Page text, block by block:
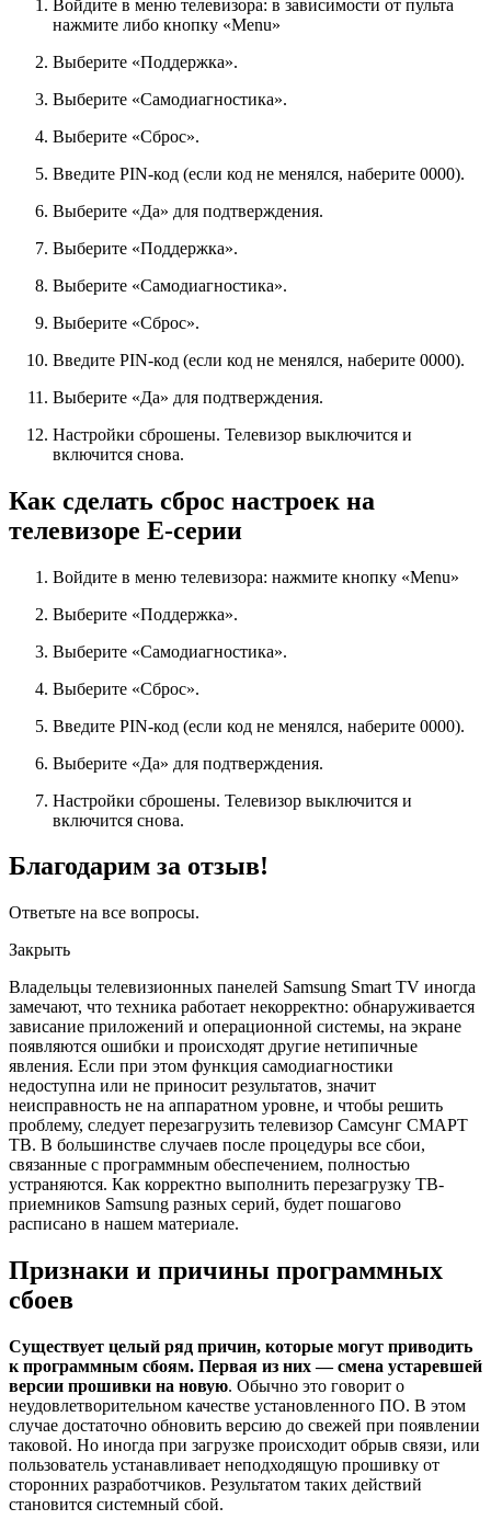
Войдите в меню телевизора: в зависимости от пульта
нажмите либо кнопку «Menu»
Выберите «Поддержка».
Выберите «Самодиагностика».
Выберите «Сброс».
Введите PIN-код (если код не менялся, наберите 0000).
Выберите «Да» для подтверждения.
Выберите «Поддержка».
Выберите «Самодиагностика».
Выберите «Сброс».
Введите PIN-код (если код не менялся, наберите 0000).
Выберите «Да» для подтверждения.
Настройки сброшены. Телевизор выключится и
включится снова.
Как сделать сброс настроек на
телевизоре E-серии
Войдите в меню телевизора: нажмите кнопку «Menu»
Выберите «Поддержка».
Выберите «Самодиагностика».
Выберите «Сброс».
Введите PIN-код (если код не менялся, наберите 0000).
Выберите «Да» для подтверждения.
Настройки сброшены. Телевизор выключится и
включится снова.
Благодарим за отзыв!
Ответьте на все вопросы.
Закрыть
Владельцы телевизионных панелей Samsung Smart TV иногда
замечают, что техника работает некорректно: обнаруживается
зависание приложений и операционной системы, на экране
появляются ошибки и происходят другие нетипичные
явления. Если при этом функция самодиагностики
недоступна или не приносит результатов, значит
неисправность не на аппаратном уровне, и чтобы решить
проблему, следует перезагрузить телевизор Самсунг СМАРТ
ТВ. В большинстве случаев после процедуры все сбои,
связанные с программным обеспечением, полностью
устраняются. Как корректно выполнить перезагрузку ТВ-
приемников Samsung разных серий, будет пошагово
расписано в нашем материале.
Признаки и причины программных
сбоев
Существует целый ряд причин, которые могут приводить
к программным сбоям. Первая из них — смена устаревшей
версии прошивки на новую. Обычно это говорит о
неудовлетворительном качестве установленного ПО. В этом
случае достаточно обновить версию до свежей при появлении
таковой. Но иногда при загрузке происходит обрыв связи, или
пользователь устанавливает неподходящую прошивку от
сторонних разработчиков. Результатом таких действий
становится системный сбой.